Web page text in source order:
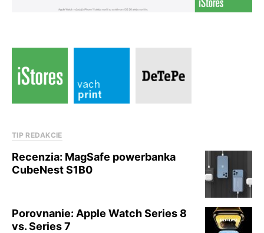
TIP REDAKCIE
Recenzia: MagSafe powerbanka
CubeNest S1B0
Porovnanie: Apple Watch Series 8
vs. Series 7